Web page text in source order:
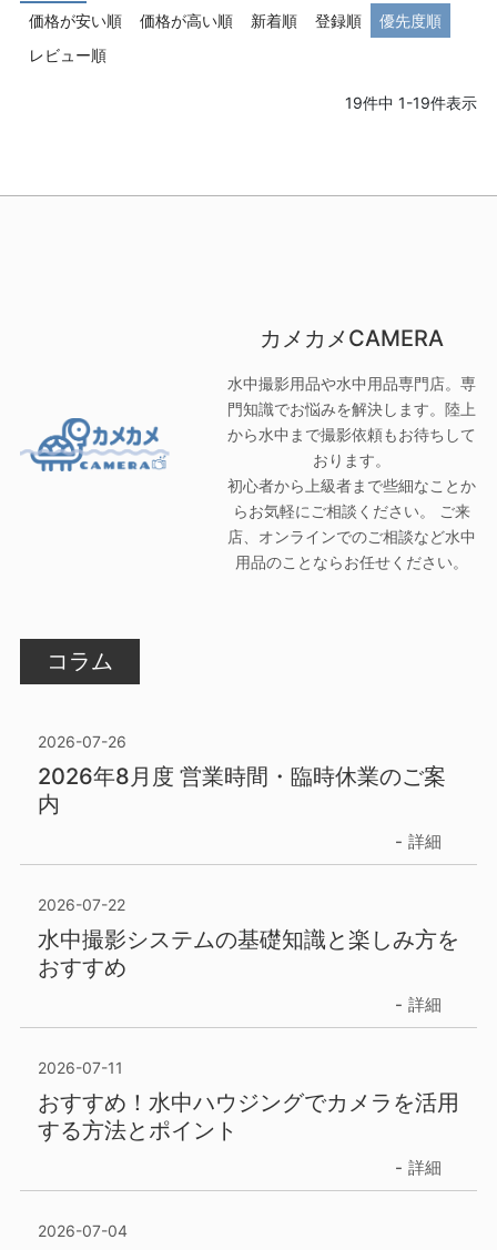
価格が安い順 価格が高い順 新着順 登録順
優先度順
レビュー順
19件中 1-19件表示
カメカメCAMERA
水中撮影用品や水中用品専門店。専
門知識でお悩みを解決します。陸上
から水中まで撮影依頼もお待ちして
おります。
初心者から上級者まで些細なことか
らお気軽にご相談ください。 ご来
店、オンラインでのご相談など水中
用品のことならお任せください。
コラム
2026-07-26
2026年8月度 営業時間・臨時休業のご案
内
詳細
2026-07-22
水中撮影システムの基礎知識と楽しみ方を
おすすめ
詳細
2026-07-11
おすすめ！水中ハウジングでカメラを活用
する方法とポイント
詳細
2026-07-04